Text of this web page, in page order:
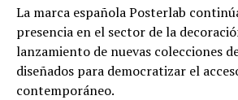
La marca española Posterlab
presencia en el sector de la
lanzamiento de nuevas colecciones
diseñados para democratizar el
contemporáneo.